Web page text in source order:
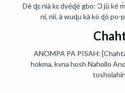
Dè ɖɛ nìà kɛ dyéɖé gbo: Ɔ jǔ ké
ní, nìí, à wuɖu kà kò ɖò po-
ANOMPA PA PISAH:
hokma, kvna hosh Nahollo